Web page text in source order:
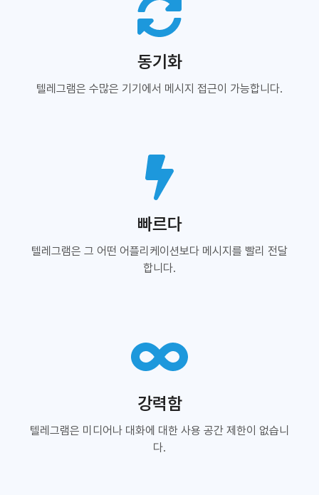
동기화
텔레그램은 수많은 기기에서 메시지 접근이 가능합니다.
빠르다
텔레그램은 그 어떤 어플리케이션보다 메시지를 빨리 전달
합니다.
강력함
텔레그램은 미디어나 대화에 대한 사용 공간 제한이 없습니
다.